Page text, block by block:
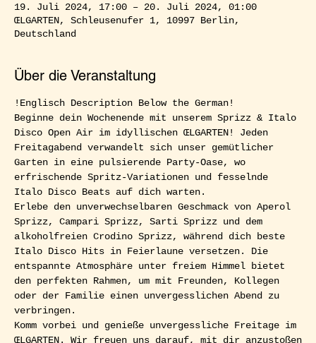
19. Juli 2024, 17:00 – 20. Juli 2024, 01:00
ŒLGARTEN, Schleusenufer 1, 10997 Berlin,
Deutschland
Über die Veranstaltung
!Englisch Description Below the German!
Beginne dein Wochenende mit unserem Sprizz & Italo
Disco Open Air im idyllischen ŒLGARTEN! Jeden
Freitagabend verwandelt sich unser gemütlicher
Garten in eine pulsierende Party-Oase, wo
erfrischende Spritz-Variationen und fesselnde
Italo Disco Beats auf dich warten.
Erlebe den unverwechselbaren Geschmack von Aperol
Sprizz, Campari Sprizz, Sarti Sprizz und dem
alkoholfreien Crodino Sprizz, während dich beste
Italo Disco Hits in Feierlaune versetzen. Die
entspannte Atmosphäre unter freiem Himmel bietet
den perfekten Rahmen, um mit Freunden, Kollegen
oder der Familie einen unvergesslichen Abend zu
verbringen.
Komm vorbei und genieße unvergessliche Freitage im
ŒLGARTEN. Wir freuen uns darauf, mit dir anzustoßen